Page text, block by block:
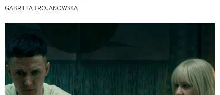
GABRIELA TROJANOWSKA